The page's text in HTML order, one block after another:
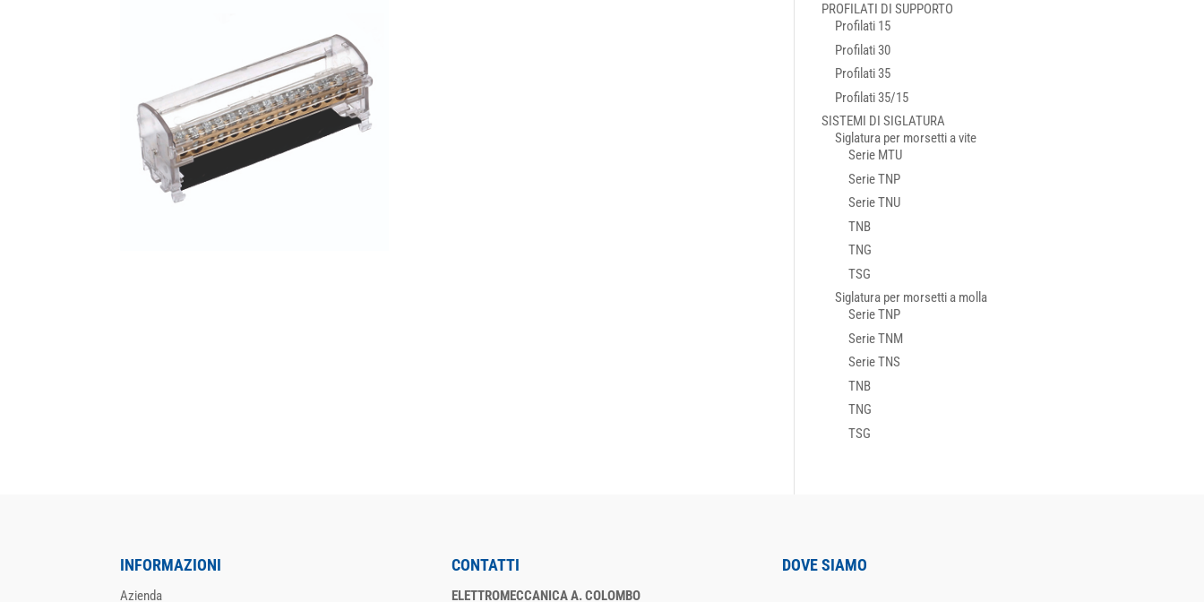
PROFILATI DI SUPPORTO
Profilati 15
Profilati 30
Profilati 35
Profilati 35/15
SISTEMI DI SIGLATURA
Siglatura per morsetti a vite
Serie MTU
Serie TNP
Serie TNU
TNB
TNG
TSG
Siglatura per morsetti a molla
Serie TNP
Serie TNM
Serie TNS
TNB
TNG
TSG
INFORMAZIONI
Azienda
CONTATTI
ELETTROMECCANICA A. COLOMBO
DOVE SIAMO